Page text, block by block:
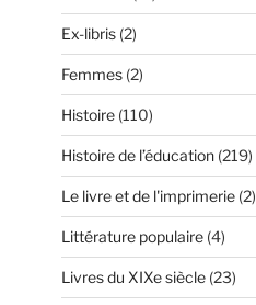
Ex-libris(2)
Femmes(2)
Histoire(110)
Histoire de l’éducation(219)
Le livre et de l'imprimerie(2)
Littérature populaire(4)
Livres du XIXe siècle(23)